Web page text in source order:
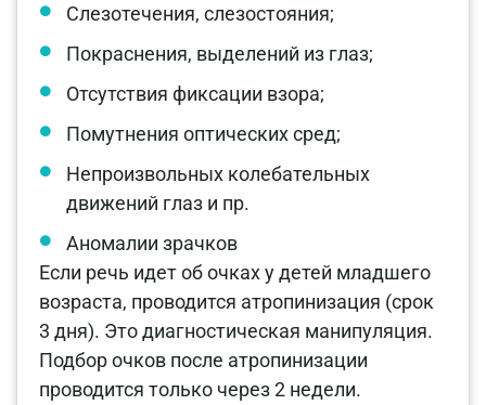
Слезотечения, слезостояния;
Покраснения, выделений из глаз;
Отсутствия фиксации взора;
Помутнения оптических сред;
Непроизвольных колебательных
движений глаз и пр.
Аномалии зрачков
Если речь идет об очках у детей младшего
возраста, проводится атропинизация (срок
3 дня). Это диагностическая манипуляция.
Подбор очков после атропинизации
проводится только через 2 недели.